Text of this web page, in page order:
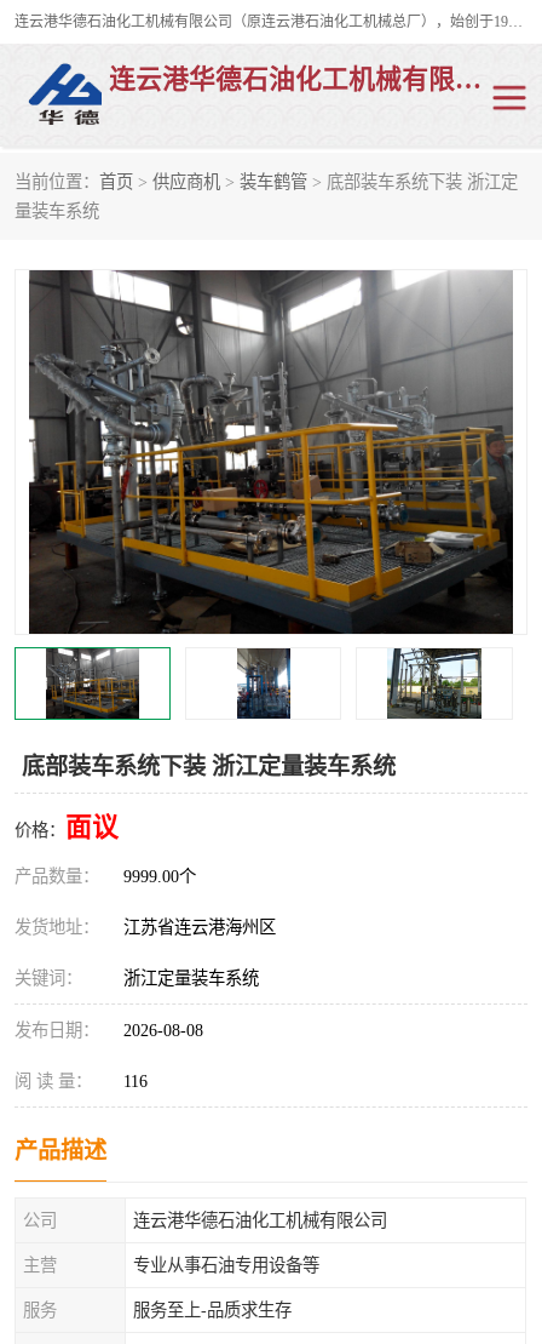
连云港华德石油化工机械有限公司（原连云港石油化工机械总厂），始创于1982年，是从事码头船用流体装卸臂、陆用流体装卸臂（鹤管）、活动梯、钢构平台、定量装车系统等全系列流体装卸设备的设计、制造、销售以及服务的专业供应商。
连云港华德石油化工机械有限公司
当前位置： 首页 > 供应商机 > 装车鹤管 > 底部装车系统下装 浙江定
量装车系统
底部装车系统下装 浙江定量装车系统
价格： 面议
产品数量： 9999.00个
发货地址： 江苏省连云港海州区
关键词： 浙江定量装车系统
发布日期： 2026-08-08
阅 读 量： 116
产品描述
公司 连云港华德石油化工机械有限公司
主营 专业从事石油专用设备等
服务 服务至上-品质求生存
陆用流体装卸臂
液氨鹤管 液氯鹤管
LNG鹤管 活动梯
平台栈桥 卸车鹤管
装车鹤管 输油臂
紧急脱离干式接头 火车鹤管
汽车鹤管 顶部鹤管
底部鹤管 低温鹤管
浮动出油装置